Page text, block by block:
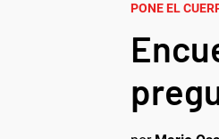
PONE EL